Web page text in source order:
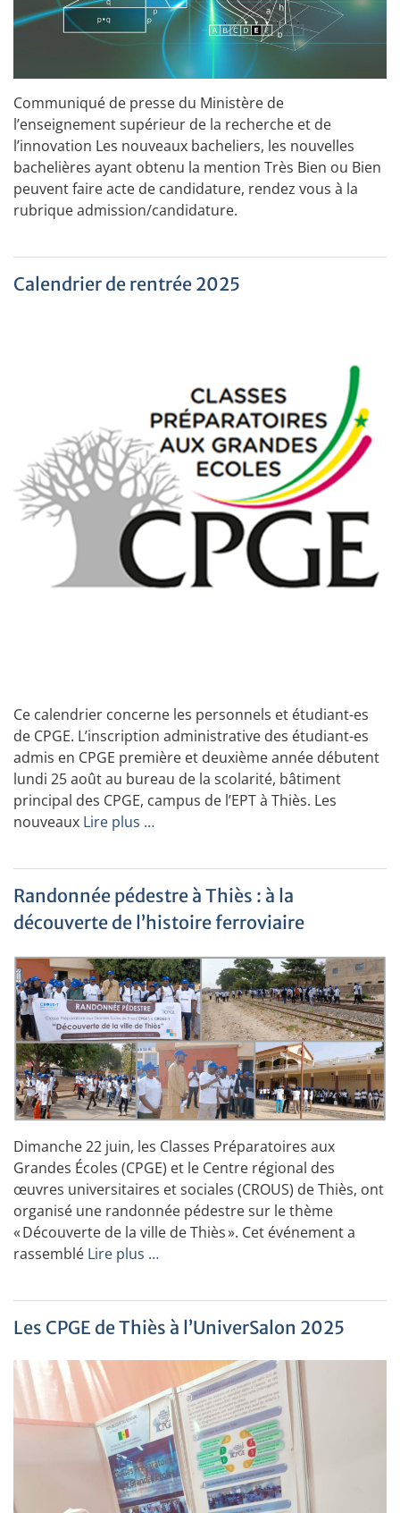
Communiqué de presse du Ministère de
l’enseignement supérieur de la recherche et de
l’innovation Les nouveaux bacheliers, les nouvelles
bachelières ayant obtenu la mention Très Bien ou Bien
peuvent faire acte de candidature, rendez vous à la
rubrique admission/candidature.
Calendrier de rentrée 2025
Ce calendrier concerne les personnels et étudiant-es
de CPGE. L’inscription administrative des étudiant-es
admis en CPGE première et deuxième année débutent
lundi 25 août au bureau de la scolarité, bâtiment
principal des CPGE, campus de l’EPT à Thiès. Les
nouveaux Lire plus …
Randonnée pédestre à Thiès : à la
découverte de l’histoire ferroviaire
Dimanche 22 juin, les Classes Préparatoires aux
Grandes Écoles (CPGE) et le Centre régional des
œuvres universitaires et sociales (CROUS) de Thiès, ont
organisé une randonnée pédestre sur le thème
« Découverte de la ville de Thiès ». Cet événement a
rassemblé Lire plus …
Les CPGE de Thiès à l’UniverSalon 2025